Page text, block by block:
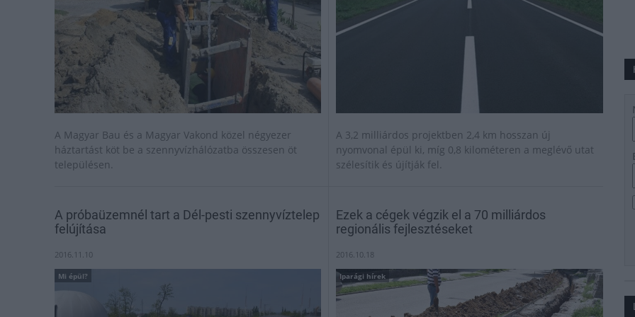
A Magyar Bau és a Magyar Vakond közel négyezer
háztartást köt be a szennyvízhálózatba összesen öt
településen.
A próbaüzemnél tart a Dél-pesti szennyvíztelep
felújítása
2016.11.10
Mi épül?
A 3,2 milliárdos projektben 2,4 km hosszan új
nyomvonal épül ki, míg 0,8 kilométeren a meglévő utat
szélesítik és újítják fel.
Ezek a cégek végzik el a 70 milliárdos
regionális fejlesztéseket
2016.10.18
Iparági hírek